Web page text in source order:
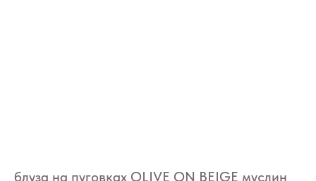
блуза на пуговках OLIVE ON BEIGE муслин